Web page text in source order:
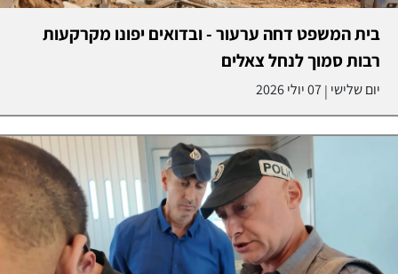
בית המשפט דחה ערעור - ובדואים יפונו מקרקעות
רבות סמוך לנחל צאלים
יום שלישי |07 יולי 2026